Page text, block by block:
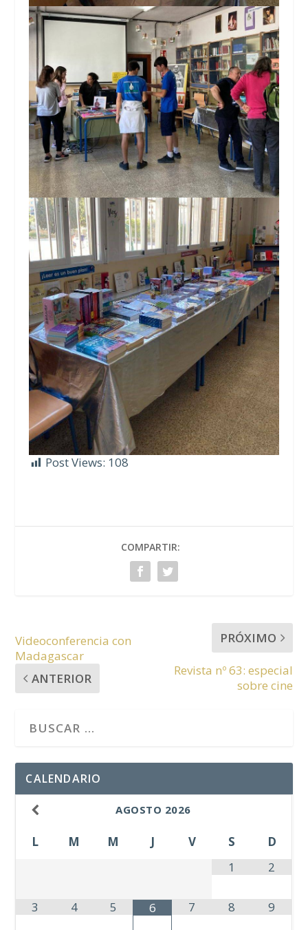
Post Views: 108
COMPARTIR:
Videoconferencia con
Madagascar
ANTERIOR
PRÓXIMO
Revista nº 63: especial
sobre cine
CALENDARIO
AGOSTO 2026
L M M J V S
D
1
2
3 4 5 6 7 8 9